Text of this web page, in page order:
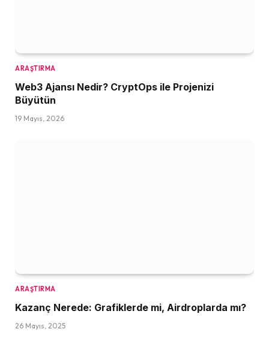
ARAŞTIRMA
Web3 Ajansı Nedir? CryptOps ile Projenizi
Büyütün
19 Mayıs, 2026
ARAŞTIRMA
Kazanç Nerede: Grafiklerde mi, Airdroplarda mı?
26 Mayıs, 2025